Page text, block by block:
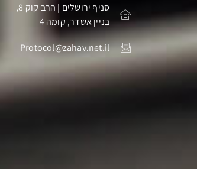
סניף ירושלים | הרב קוק 8,
בניין אשדר, קומה 4
Protocol@zahav.net.il